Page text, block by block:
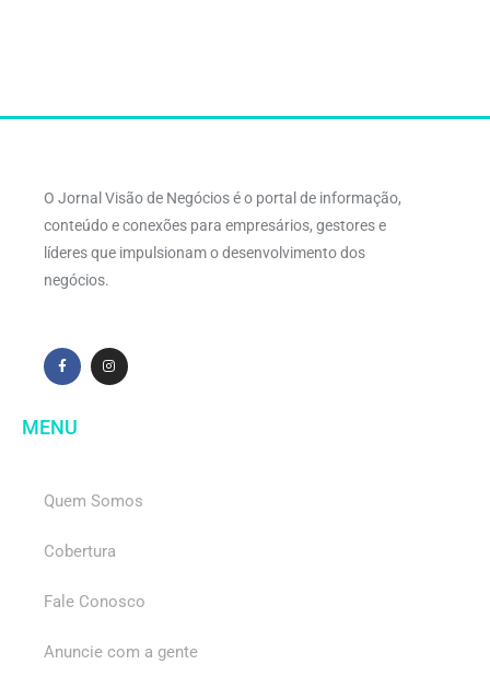
O Jornal Visão de Negócios é o portal de informação,
conteúdo e conexões para empresários, gestores e
líderes que impulsionam o desenvolvimento dos
negócios.
MENU
Quem Somos
Cobertura
Fale Conosco
Anuncie com a gente